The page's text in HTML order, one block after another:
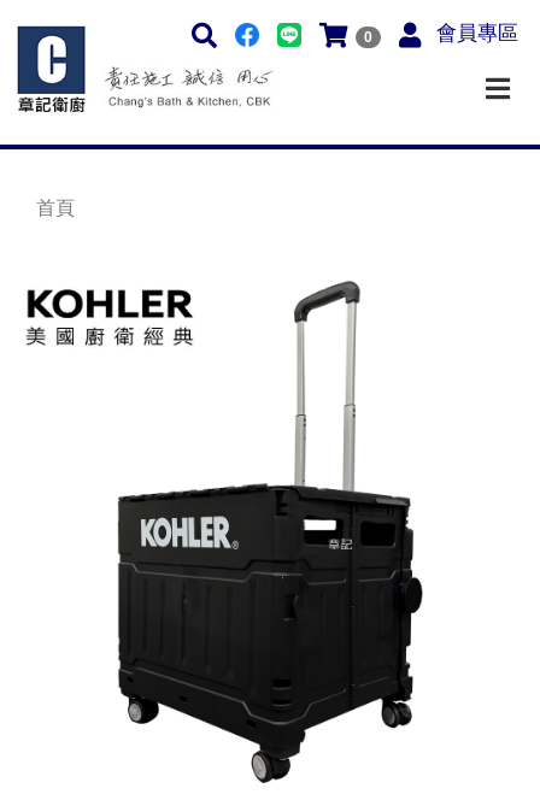
0 會員專區
首頁